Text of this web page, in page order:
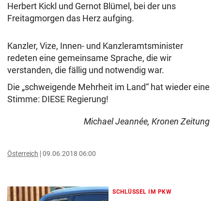
Herbert Kickl und Gernot Blümel, bei der uns
Freitagmorgen das Herz aufging.
Kanzler, Vize, Innen- und Kanzleramtsminister
redeten eine gemeinsame Sprache, die wir
verstanden, die fällig und notwendig war.
Die „schweigende Mehrheit im Land“ hat wieder eine
Stimme: DIESE Regierung!
Michael Jeannée, Kronen Zeitung
Österreich 09.06.2018 06:00
SCHLÜSSEL IM PKW